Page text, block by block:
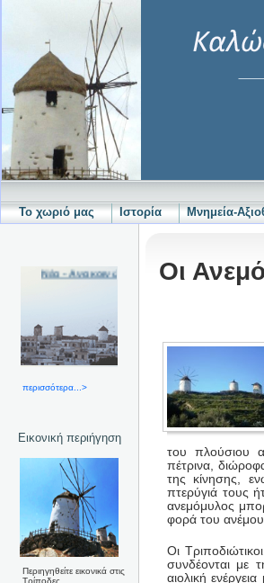
Το χωριό μας Ιστορία Μνημεία-
Νέα - Ανακοινώσεις
περισσότερα...>
Εικονική περιήγηση
Περιηγηθείτε εικονικά στις
Τρίποδες
Οι
του πλούσιου
πέτρινα,
της κίνησης,
πτερύγιά τους
ανεμόμυλος
φορά του
Οι
συνδέονται με
αιολική